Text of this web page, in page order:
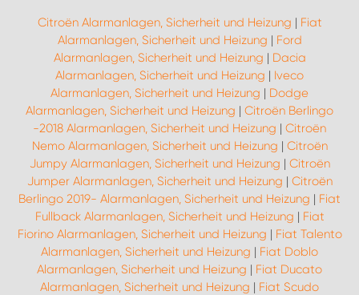
Citroën Alarmanlagen, Sicherheit und Heizung | Fiat
Alarmanlagen, Sicherheit und Heizung | Ford
Alarmanlagen, Sicherheit und Heizung | Dacia
Alarmanlagen, Sicherheit und Heizung | Iveco
Alarmanlagen, Sicherheit und Heizung | Dodge
Alarmanlagen, Sicherheit und Heizung | Citroën Berlingo
-2018 Alarmanlagen, Sicherheit und Heizung | Citroën
Nemo Alarmanlagen, Sicherheit und Heizung | Citroën
Jumpy Alarmanlagen, Sicherheit und Heizung | Citroën
Jumper Alarmanlagen, Sicherheit und Heizung | Citroën
Berlingo 2019- Alarmanlagen, Sicherheit und Heizung | Fiat
Fullback Alarmanlagen, Sicherheit und Heizung | Fiat
Fiorino Alarmanlagen, Sicherheit und Heizung | Fiat Talento
Alarmanlagen, Sicherheit und Heizung | Fiat Doblo
Alarmanlagen, Sicherheit und Heizung | Fiat Ducato
Alarmanlagen, Sicherheit und Heizung | Fiat Scudo